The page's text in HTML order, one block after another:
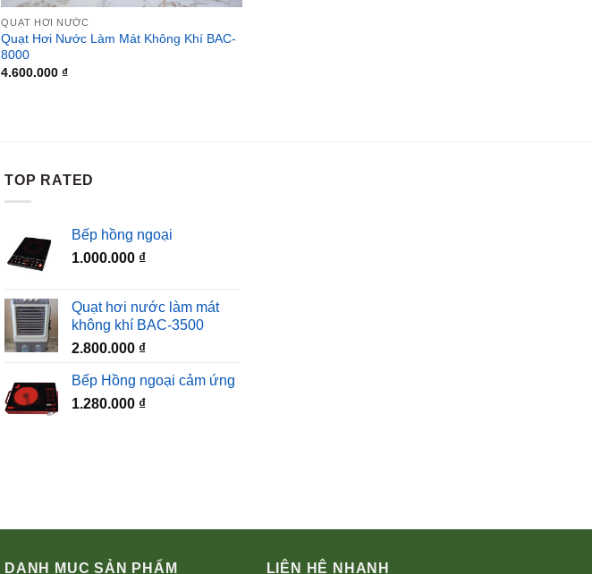
QUẠT HƠI NƯỚC
Quạt Hơi Nước Làm Mát Không Khí BAC-
8000
4.600.000₫
TOP RATED
Bếp hồng ngoại
1.000.000 ₫
Quạt hơi nước làm mát
không khí BAC-3500
2.800.000 ₫
Bếp Hồng ngoại cảm ứng
1.280.000 ₫
DANH MỤC SẢN PHẨM LIÊN HỆ NHANH